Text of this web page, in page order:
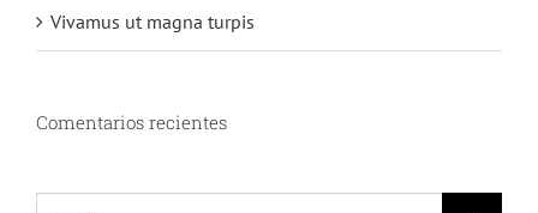
Vivamus ut magna turpis
Comentarios recientes